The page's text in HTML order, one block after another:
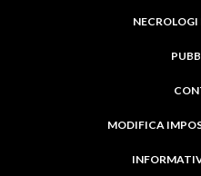
MODIFICA